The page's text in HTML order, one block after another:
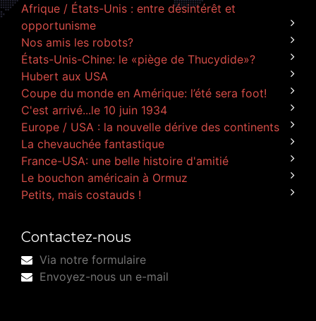
Afrique / États-Unis : entre désintérêt et
opportunisme
Nos amis les robots?
États-Unis-Chine: le «piège de Thucydide»?
Hubert aux USA
Coupe du monde en Amérique: l’été sera foot!
C'est arrivé...le 10 juin 1934
Europe / USA : la nouvelle dérive des continents
La chevauchée fantastique
France-USA: une belle histoire d'amitié
Le bouchon américain à Ormuz
Petits, mais costauds !
Contactez-nous
Via notre formulaire
Envoyez-nous un e-mail